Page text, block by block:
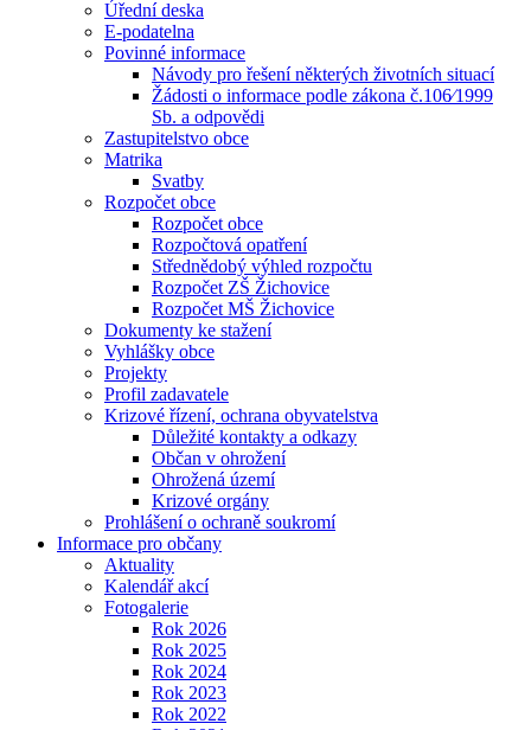
Úřední deska
E-podatelna
Povinné informace
Návody pro řešení některých životních situací
Žádosti o informace podle zákona č.106⁄1999
Sb. a odpovědi
Zastupitelstvo obce
Matrika
Svatby
Rozpočet obce
Rozpočet obce
Rozpočtová opatření
Střednědobý výhled rozpočtu
Rozpočet ZŠ Žichovice
Rozpočet MŠ Žichovice
Dokumenty ke stažení
Vyhlášky obce
Projekty
Profil zadavatele
Krizové řízení, ochrana obyvatelstva
Důležité kontakty a odkazy
Občan v ohrožení
Ohrožená území
Krizové orgány
Prohlášení o ochraně soukromí
Informace pro občany
Aktuality
Kalendář akcí
Fotogalerie
Rok 2026
Rok 2025
Rok 2024
Rok 2023
Rok 2022